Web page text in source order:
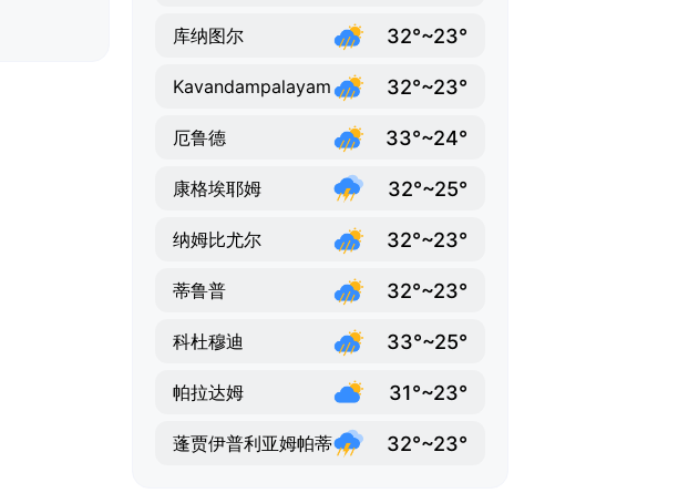
库纳图尔 32°~23°
Kavandampalayam 32°~23°
厄鲁德 33°~24°
康格埃耶姆 32°~25°
纳姆比尤尔 32°~23°
蒂鲁普 32°~23°
科杜穆迪 33°~25°
帕拉达姆 31°~23°
蓬贾伊普利亚姆帕蒂 32°~23°